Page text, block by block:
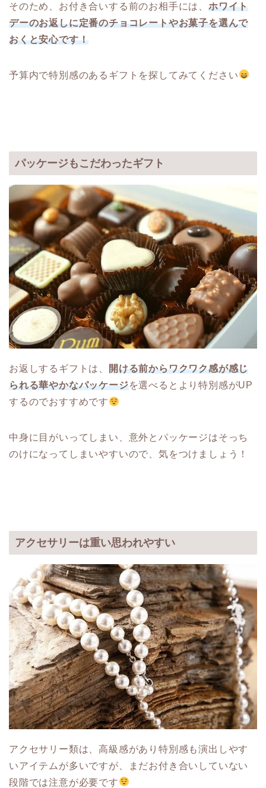
そのため、お付き合いする前のお相手には、 ホワイト
デーのお返しに定番のチョコレートやお菓子を選んで
おくと安心です！
予算内で特別感のあるギフトを探してみてください
パッケージもこだわったギフト
お返しするギフトは、 開ける前からワクワク感が感じ
られる華やかなパッケージを選べるとより特別感がUP
するのでおすすめです
中身に目がいってしまい、意外とパッケージはそっち
のけになってしまいやすいので、気をつけましょう！
アクセサリーは重い思われやすい
アクセサリー類は、高級感があり特別感も演出しやす
いアイテムが多いですが、まだお付き合いしていない
段階では注意が必要です